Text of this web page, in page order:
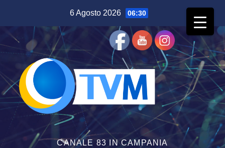
contenuto
6 Agosto 2026 06:30
CANALE 83 IN CAMPANIA